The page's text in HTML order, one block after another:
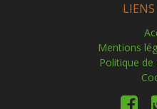
Mentions
Politique